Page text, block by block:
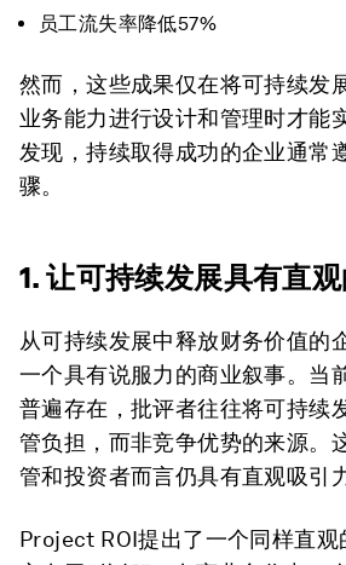
员工流失率降低57%
然而，这些成果仅在将可持续发
业务能力进行设计和管理时才能
发现，持续取得成功的企业通常
骤。
1. 让可持续发展具有直
从可持续发展中释放财务价值的
一个具有说服力的商业叙事。当
普遍存在，批评者往往将可持续
管负担，而非竞争优势的来源。
管和投资者而言仍具有直观吸引力
Project ROI提出了一个同样直观